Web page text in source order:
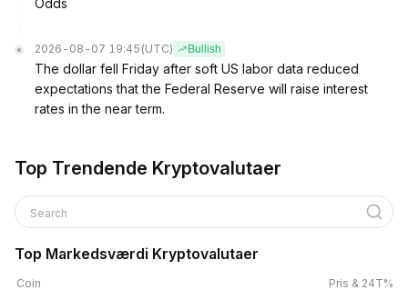
Odds
2026-08-07 19:45 (UTC) Bullish
The dollar fell Friday after soft US labor data reduced
expectations that the Federal Reserve will raise interest
rates in the near term.
Top Trendende Kryptovalutaer
Search
Top Markedsværdi Kryptovalutaer
Coin Pris & 24T%